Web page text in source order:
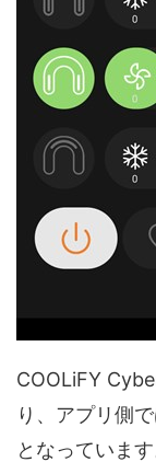
COOLiFY
り、アプリ側
となっています